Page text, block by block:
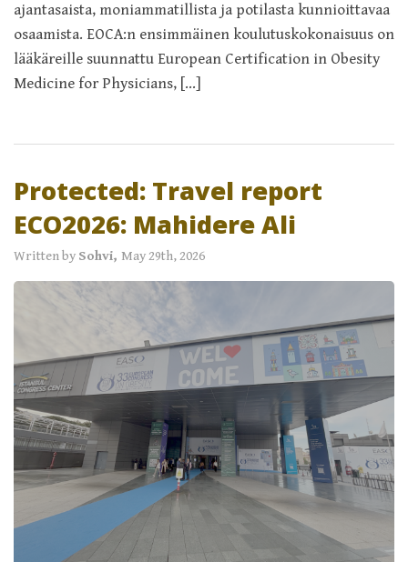
ajantasaista, moniammatillista ja potilasta kunnioittavaa
osaamista. EOCA:n ensimmäinen koulutuskokonaisuus on
lääkäreille suunnattu European Certification in Obesity
Medicine for Physicians, […]
Protected: Travel report
ECO2026: Mahidere Ali
Written by Sohvi, May 29th, 2026